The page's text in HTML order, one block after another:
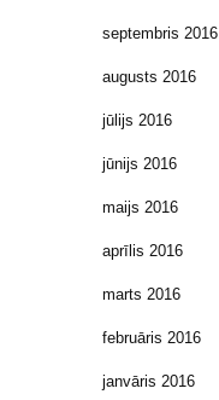
septembris 2016
augusts 2016
jūlijs 2016
jūnijs 2016
maijs 2016
aprīlis 2016
marts 2016
februāris 2016
janvāris 2016